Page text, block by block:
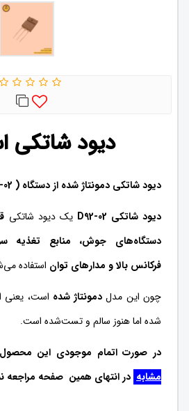
دیود شاتکی
دیود شاتکی دمونتاژ شده از دستگاه ( D92-02 )
دیود شاتکی D92‑02 یک دیود شاتکی
دستگاه‌های جوش، منابع تغذیه
فرکانس بالا و مدارهای توان استفاده
چون این مدل دمونتاژ شده است، یعنی
شده اما هنوز سالم و تست‌شده است.
در صورت اتمام موجودی این
مشابه در انتهای همین صفحه مراجعه